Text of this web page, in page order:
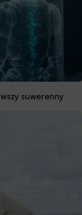
suwerenny